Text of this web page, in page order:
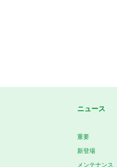
ニュース
重要
新登場
メンテナンス